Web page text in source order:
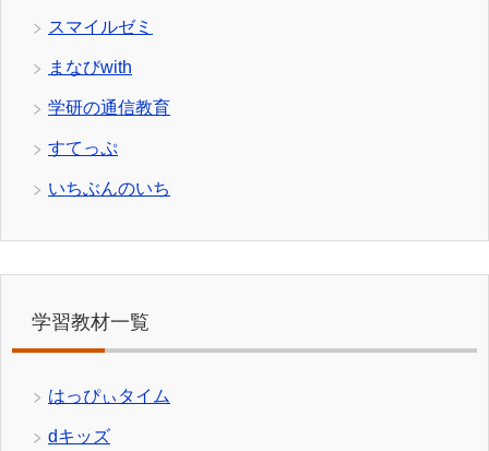
スマイルゼミ
まなびwith
学研の通信教育
すてっぷ
いちぶんのいち
学習教材一覧
はっぴぃタイム
dキッズ